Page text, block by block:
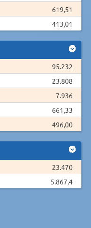
619,51
413,01
95.232
23.808
7.936
661,33
496,00
23.470
5.867,4